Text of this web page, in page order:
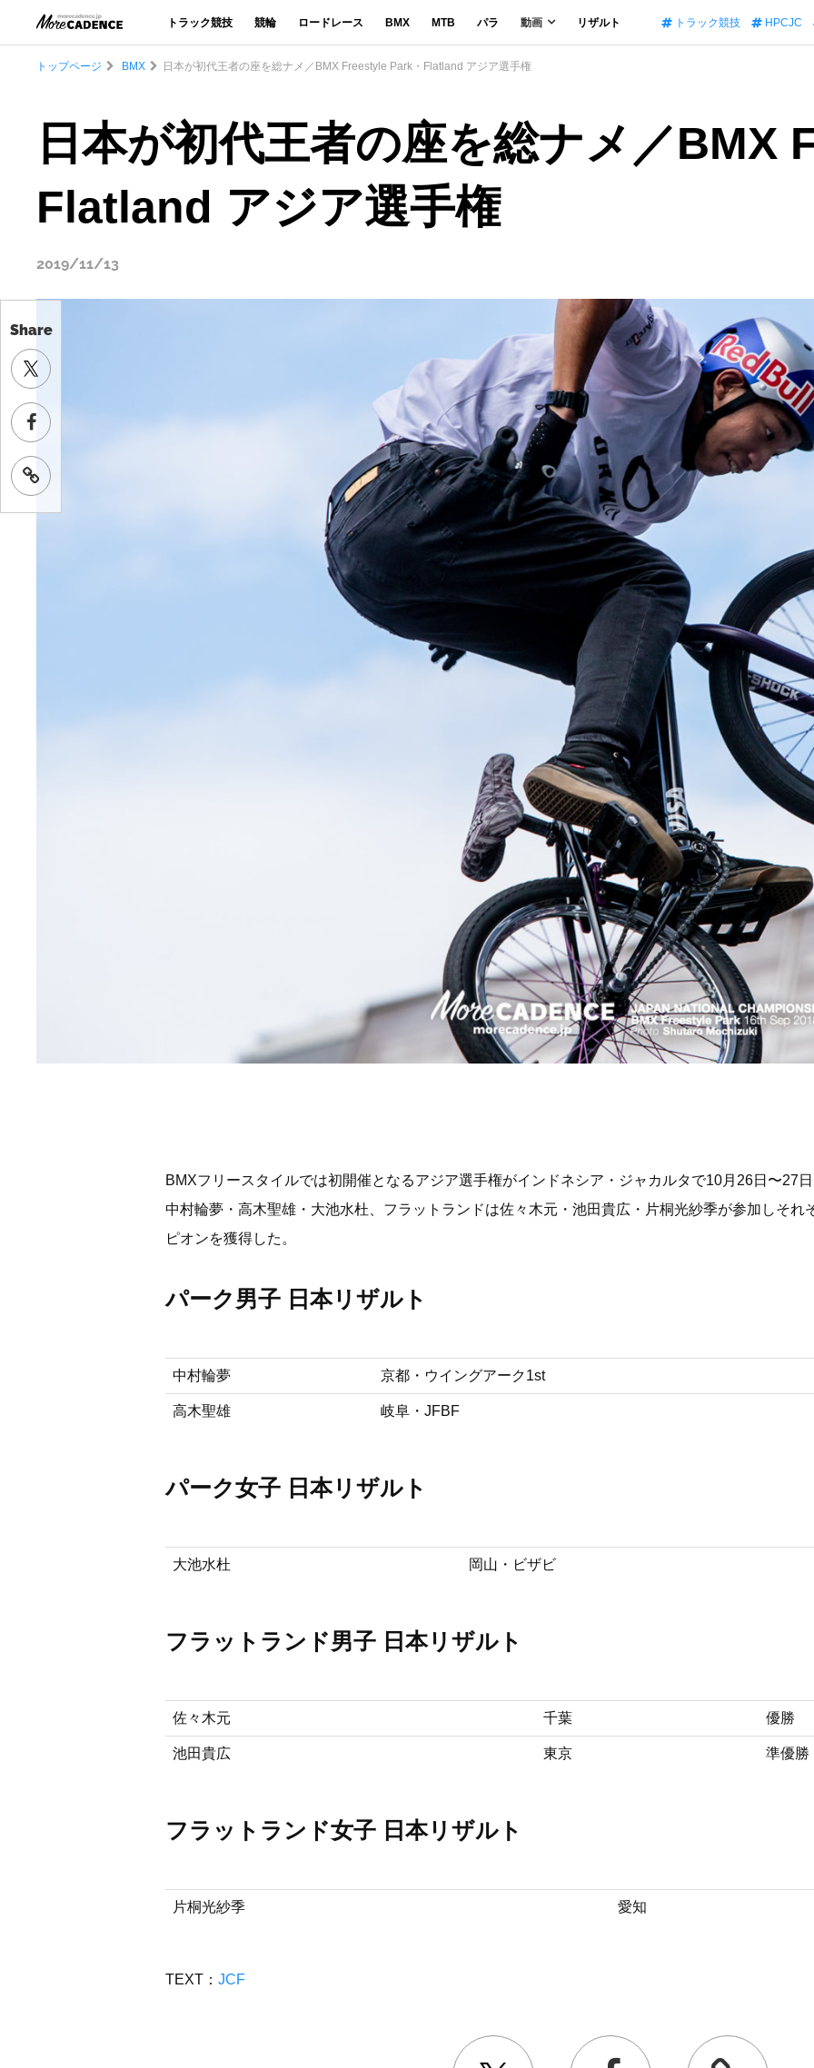
トラック競技 競輪 ロードレース BMX MTB パラ 動画 リザルト トラック競技 HPCJC
Share
トップページ BMX 日本が初代王者の座を総ナメ／BMX Freestyle Park・Flatland アジア選手権
日本が初代王者の座を総ナメ／BMX
Flatland アジア選手権
2019/11/13
BMXフリースタイルでは初開催となるアジア選手権がインドネシア・ジャカルタで10月26日〜27
中村輪夢・高木聖雄・大池水杜、フラットランドは佐々木元・池田貴広・片桐光紗季が参加しそれ
ピオンを獲得した。
パーク男子 日本リザルト
中村輪夢 京都・ウイングアーク1st
高木聖雄 岐阜・JFBF
パーク女子 日本リザルト
大池水杜 岡山・ビザビ
フラットランド男子 日本リザルト
佐々木元 千葉 優勝
池田貴広 東京 準優勝
フラットランド女子 日本リザルト
片桐光紗季 愛知
TEXT： JCF